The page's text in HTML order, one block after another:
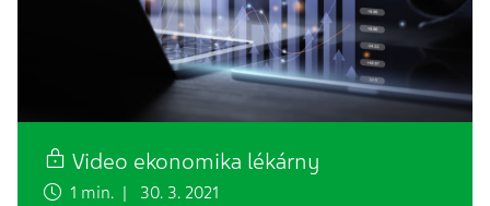
Video ekonomika lékárny
1 min. | 30. 3. 2021